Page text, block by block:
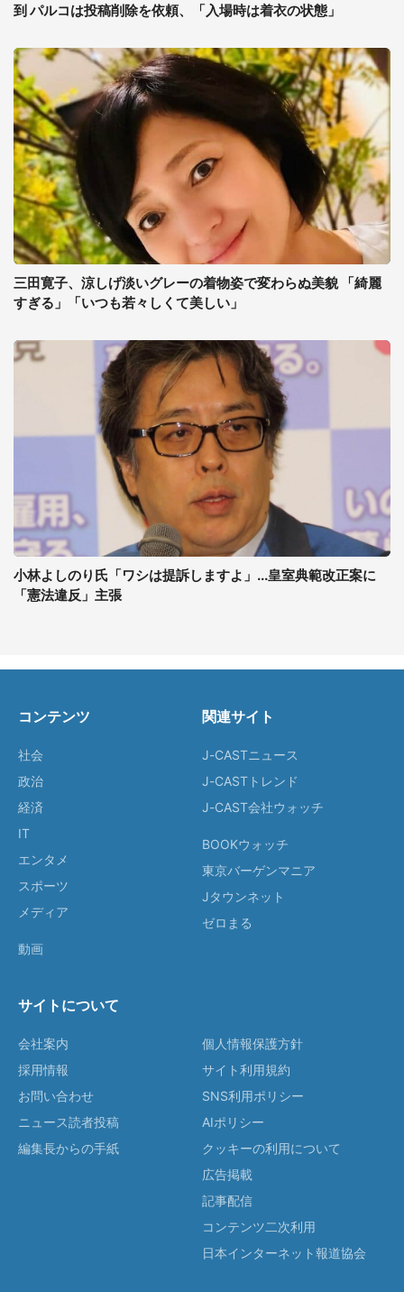
到 パルコは投稿削除を依頼、「入場時は着衣の状態」
三田寛子、涼しげ淡いグレーの着物姿で変わらぬ美貌 「綺麗
すぎる」「いつも若々しくて美しい」
小林よしのり氏「ワシは提訴しますよ」...皇室典範改正案に
「憲法違反」主張
コンテンツ
社会
政治
経済
IT
エンタメ
スポーツ
メディア
動画
関連サイト
J-CASTニュース
J-CASTトレンド
J-CAST会社ウォッチ
BOOKウォッチ
東京バーゲンマニア
Jタウンネット
ゼロまる
サイトについて
会社案内
採用情報
お問い合わせ
ニュース読者投稿
編集長からの手紙
個人情報保護方針
サイト利用規約
SNS利用ポリシー
AIポリシー
クッキーの利用について
広告掲載
記事配信
コンテンツ二次利用
日本インターネット報道協会